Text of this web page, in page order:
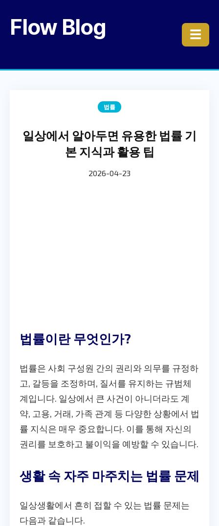
Flow Blog ☰
법률
일상에서 알아두면 유용한 법률 기
본 지식과 활용 팁
2026-04-23
법률이란 무엇인가?
법률은 사회 구성원 간의 권리와 의무를 규정하
고, 갈등을 조정하며, 질서를 유지하는 규범체
계입니다. 일상에서 큰 사건이 아니더라도 계
약, 고용, 거래, 가족 관계 등 다양한 상황에서 법
률 지식은 매우 중요합니다. 이를 통해 자신의
권리를 보호하고 불이익을 예방할 수 있습니다.
생활 속 자주 마주치는 법률 문제
일상생활에서 흔히 접할 수 있는 법률 문제는
다음과 같습니다.